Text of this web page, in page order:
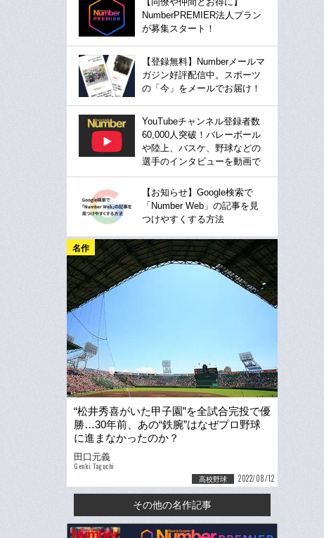
NumberPREMIER法人プラン
が募集スタート！
【登録無料】Numberメールマ
ガジン好評配信中。スポーツ
の「今」をメールでお届け！
YouTubeチャンネル登録者数
60,000人突破！バレーボール
や陸上、バスケ、野球などの
選手のインタビューを動画で
【お知らせ】Google検索で
「Number Web」の記事を見
つけやすくする方法
名作
“松井秀喜がいた甲子園”を全試合完投で優
勝…30年前、あの“鉄腕”はなぜプロ野球
に進まなかったのか？
田口元義
Genki Taguchi
高校野球 2022/08/12
その他の名作記事